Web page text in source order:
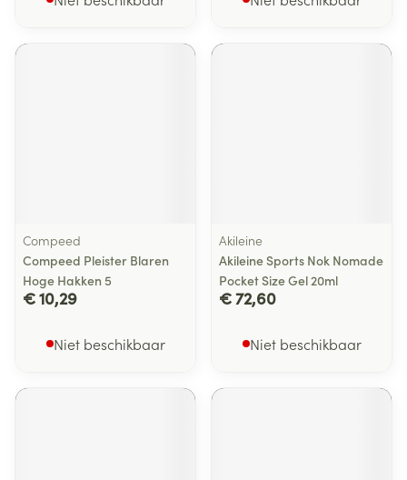
Compeed
Compeed Pleister Blaren
Hoge Hakken 5
€ 10,29
Niet beschikbaar
Akileine
Akileine Sports Nok Nomade
Pocket Size Gel 20ml
€ 72,60
Niet beschikbaar